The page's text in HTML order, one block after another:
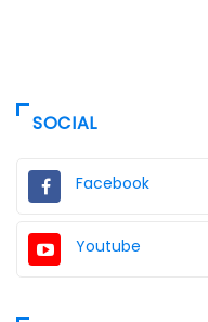
SOCIAL
Facebook
Youtube